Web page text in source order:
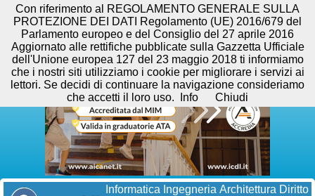
Informatica Ingegneria Architettura Diritto
Con riferimento al REGOLAMENTO GENERALE SULLA
PROTEZIONE DEI DATI Regolamento (UE) 2016/679 del
Parlamento europeo e del Consiglio del 27 aprile 2016
Aggiornato alle rettifiche pubblicate sulla Gazzetta Ufficiale
dell'Unione europea 127 del 23 maggio 2018 ti informiamo
che i nostri siti utilizziamo i cookie per migliorare i servizi ai
lettori. Se decidi di continuare la navigazione consideriamo
che accetti il loro uso.
Info Chiudi